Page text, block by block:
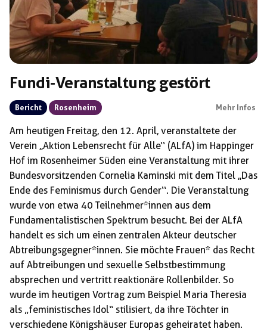
Fundi-Veranstaltung gestört
Bericht Rosenheim Mehr Infos
Am heutigen Freitag, den 12. April, veranstaltete der
Verein ,,Aktion Lebensrecht für Alle‘‘ (ALfA) im Happinger
Hof im Rosenheimer Süden eine Veranstaltung mit ihrer
Bundesvorsitzenden Cornelia Kaminski mit dem Titel ,,Das
Ende des Feminismus durch Gender‘‘. Die Veranstaltung
wurde von etwa 40 Teilnehmer*innen aus dem
Fundamentalistischen Spektrum besucht. Bei der ALfA
handelt es sich um einen zentralen Akteur deutscher
Abtreibungsgegner*innen. Sie möchte Frauen* das Recht
auf Abtreibungen und sexuelle Selbstbestimmung
absprechen und vertritt reaktionäre Rollenbilder. So
wurde im heutigen Vortrag zum Beispiel Maria Theresia
als „feministisches Idol“ stilisiert, da ihre Töchter in
verschiedene Königshäuser Europas geheiratet haben.